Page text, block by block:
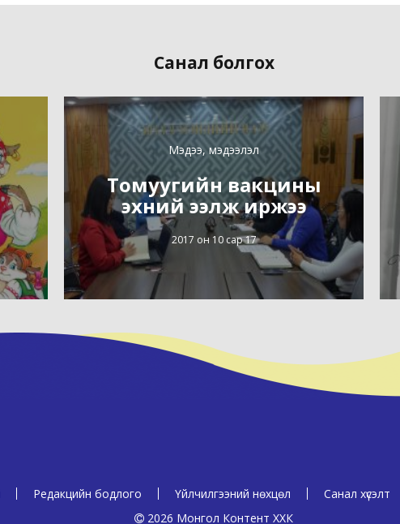
Санал болгох
Мэдээ, мэдээлэл
Томуугийн вакцины
эхний ээлж иржээ
2017 он 10 сар 17
Редакцийн бодлого Үйлчилгээний нөхцөл Санал хүсэлт
2026 Монгол Контент ХХК